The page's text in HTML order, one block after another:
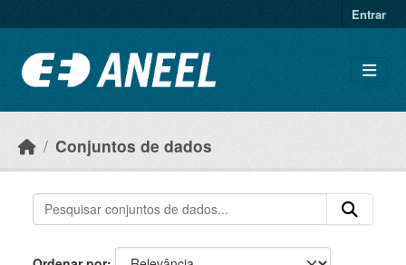
Entrar
Conjuntos de dados